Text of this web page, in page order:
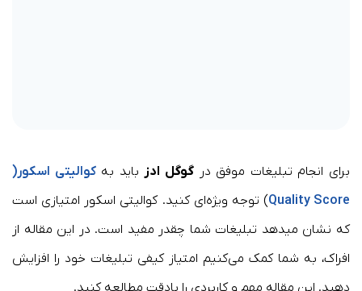
برای انجام تبلیغات موفق در گوگل ادز باید بهکوالیتی اسکور(
Quality Score) توجه ویژه‌ای کنید. کوالیتی اسکور امتیازی است
که نشان میدهد تبلیغات شما چقدر مفید است. در این مقاله از
افراک، به شما کمک می‌کنیم امتیاز کیفی تبلیغات خود را افزایش
دهید. این مقاله مهم و کاربردی را بادقت مطالعه کنید.